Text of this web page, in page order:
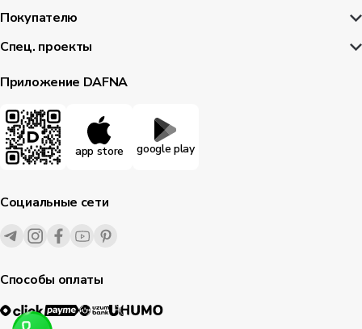
Покупателю
Спец. проекты
Приложение DAFNA
app store google play
Социальные сети
Способы оплаты